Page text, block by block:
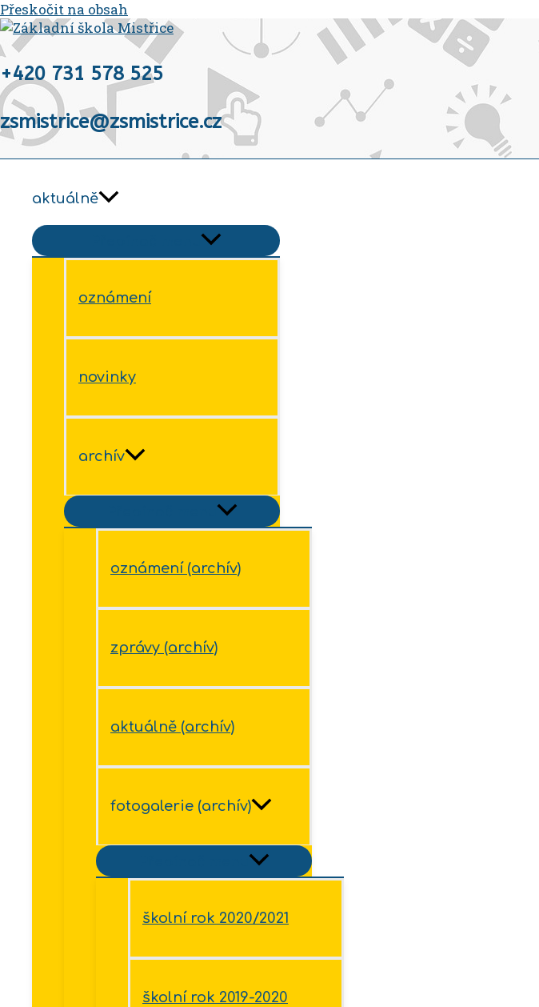
Přeskočit na obsah
+420 731 578 525
zsmistrice@zsmistrice.cz
aktuálně
oznámení
novinky
archív
oznámení (archív)
zprávy (archív)
aktuálně (archív)
fotogalerie (archív)
školní rok 2020/2021
školní rok 2019-2020